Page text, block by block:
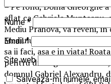
– Pe fond, Doina Gheorghe
aflat ca Gabriela
Mediu Prahova, va reveni,
Mediului Prahova, in echipa
sa ii faci, asa e in viata!
pentru dr. Bogdan Nica
domnul Gabriel Alexandru,
Nume*
Email*
Site web
Salvează-mi numele,